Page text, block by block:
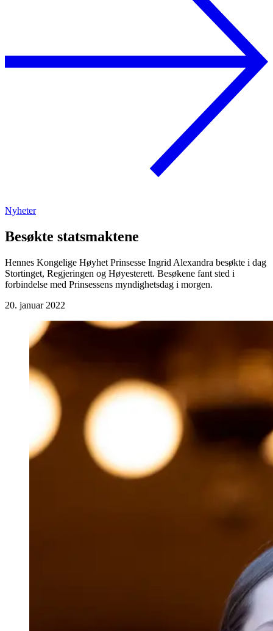
Nyheter
Besøkte statsmaktene
Hennes Kongelige Høyhet Prinsesse Ingrid Alexandra besøkte i dag
Stortinget, Regjeringen og Høyesterett. Besøkene fant sted i
forbindelse med Prinsessens myndighetsdag i morgen.
20. januar 2022